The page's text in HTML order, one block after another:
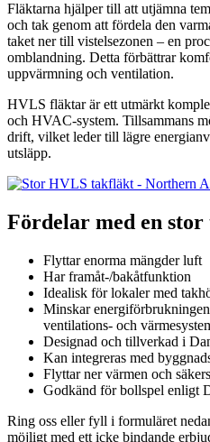
Fläktarna hjälper till att utjämna
och tak genom att fördela den
taket ner till vistelsezonen – en
omblandning. Detta förbättrar
uppvärmning och ventilation.
HVLS fläktar är ett utmärkt
och HVAC-system. Tillsammans
drift, vilket leder till lägre
utsläpp.
Fördelar med en
Flyttar enorma mängder luft
Har framåt-/bakåtfunktion
Idealisk för lokaler med
Minskar
ventilations- och
Designad och tillverkad i
Kan integreras med
Flyttar ner värmen och
Godkänd för bollspel enligt
Ring oss eller fyll i formuläret
möjligt med ett icke bindande